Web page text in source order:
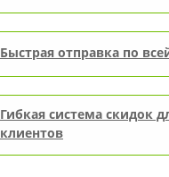
Быстрая отправка по
Гибкая система скидок
клиентов